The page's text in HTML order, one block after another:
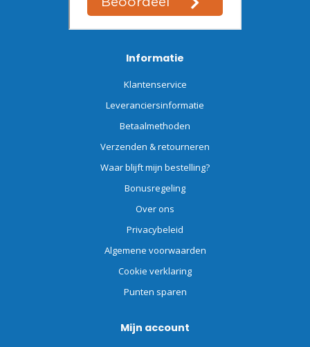
Informatie
Klantenservice
Leveranciersinformatie
Betaalmethoden
Verzenden & retourneren
Waar blijft mijn bestelling?
Bonusregeling
Over ons
Privacybeleid
Algemene voorwaarden
Cookie verklaring
Punten sparen
Mijn account